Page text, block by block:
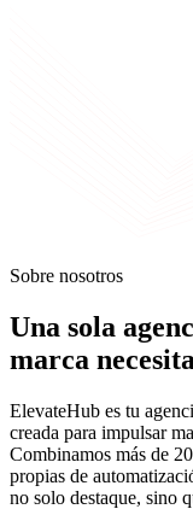
Sobre nosotros
Una sola
marca
ElevateHub es tu
creada para impulsar
Combinamos más de
propias de
no solo destaque, sino